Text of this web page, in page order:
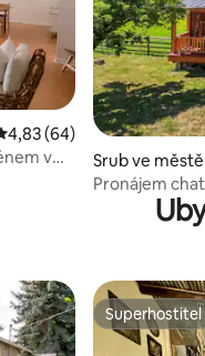
hodnocení 4,83
4,83 (64)
v
Srub ve
Pronájem
Superhostitel
Superhostitel